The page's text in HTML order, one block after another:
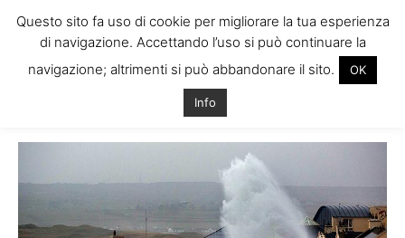
Tag: foto tempesta irlanda
Questo sito fa uso di cookie per migliorare la tua esperienza
di navigazione. Accettando l’uso si può continuare la
navigazione; altrimenti si può abbandonare il sito.
OK
Info